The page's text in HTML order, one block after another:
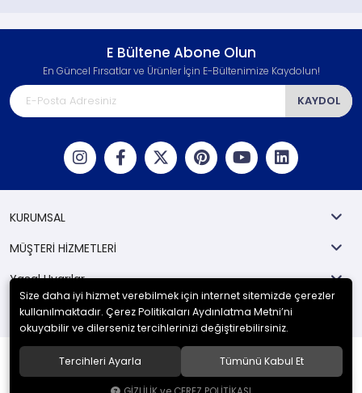
E Bültene Abone Olun
En Güncel Fırsatlar ve Ürünler İçin E-Bültenimize Kaydolun!
KAYDOL
KURUMSAL
MÜŞTERİ HİZMETLERİ
Yasal Uyarılar
Kategoriler
© 2024Berka İş Güvenliği. Tüm hakları saklıdır.
Size daha iyi hizmet verebilmek için internet sitemizde çerezler
kullanılmaktadır. Çerez Politikaları Aydınlatma Metni’ni
okuyabilir ve dilerseniz tercihlerinizi değiştirebilirsiniz.
Tercihleri Ayarla Tümünü Kabul Et